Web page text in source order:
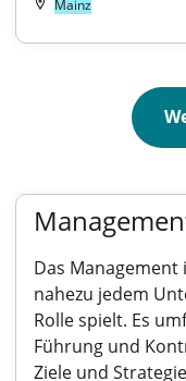
Mainz
Das Management
nahezu jedem
Rolle spielt. Es
Führung und
Ziele und